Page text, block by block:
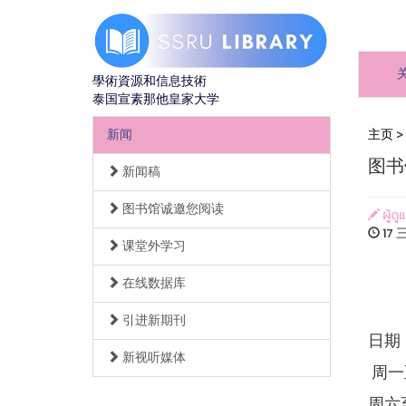
學術資源和信息技術
泰国宣素那他皇家大学
新闻
新闻稿
图书馆诚邀您阅读
课堂外学习
在线数据库
引进新期刊
新视听媒体
主页>
图
ผู้ดูแ
17
日
周